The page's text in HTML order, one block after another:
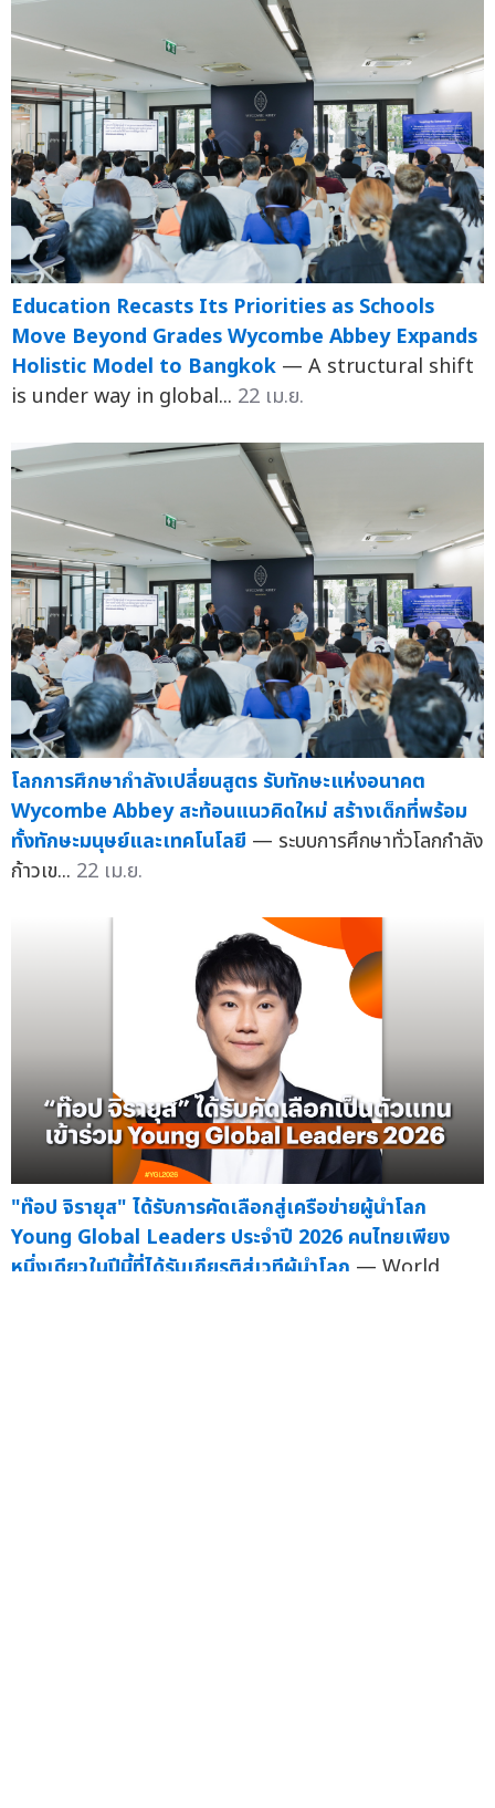
Education Recasts Its Priorities as Schools
Move Beyond Grades Wycombe Abbey Expands
Holistic Model to Bangkok — A structural shift
is under way in global... 22 เม.ย.
โลกการศึกษากำลังเปลี่ยนสูตร รับทักษะแห่งอนาคต
Wycombe Abbey สะท้อนแนวคิดใหม่ สร้างเด็กที่พร้อม
ทั้งทักษะมนุษย์และเทคโนโลยี — ระบบการศึกษาทั่วโลกกำลัง
ก้าวเข... 22 เม.ย.
"ท๊อป จิรายุส" ได้รับการคัดเลือกสู่เครือข่ายผู้นำโลก
Young Global Leaders ประจำปี 2026 คนไทยเพียง
หนึ่งเดียวในปีนี้ที่ได้รับเกียรติสู่เวทีผู้นำโลก — World